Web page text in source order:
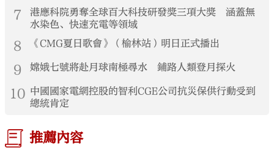
7
港應科院勇奪全球百大科技研發獎三項大獎 涵蓋無
水染色、快速充電等領域
8 《CMG夏日歌會》（榆林站）明日正式播出
9 嫦娥七號將赴月球南極尋水 鋪路人類登月探火
10 中國國家電網控股的智利CGE公司抗災保供行動受到
總統肯定
推薦內容